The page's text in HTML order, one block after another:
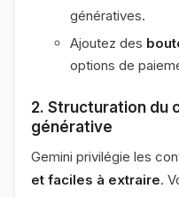
génératives.
Ajoutez des
options de
2. Structuration du
générative
Gemini privilégie les
et faciles à extraire.